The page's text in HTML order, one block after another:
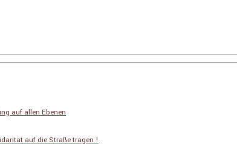
auf allen Ebenen
auf die Straße tragen !